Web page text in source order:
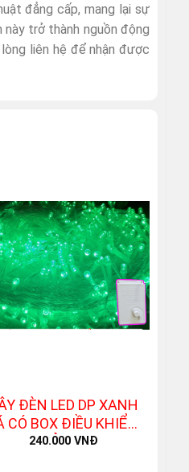
đẳng cấp, mang lại sự
trở thành nguồn động
liên hệ để nhận được
ĐÈN LED DP XANH
CÓ BOX ĐIỀU KHIỂN
– ĐỦ 100M
240.000 VNĐ